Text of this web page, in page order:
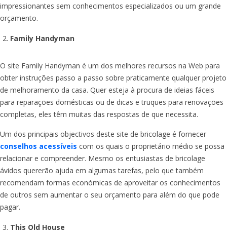
impressionantes sem conhecimentos especializados ou um grande
orçamento.
Family Handyman
O site Family Handyman é um dos melhores recursos na Web para
obter instruções passo a passo sobre praticamente qualquer projeto
de melhoramento da casa. Quer esteja à procura de ideias fáceis
para reparações domésticas ou de dicas e truques para renovações
completas, eles têm muitas das respostas de que necessita.
Um dos principais objectivos deste site de bricolage é fornecer
conselhos acessíveis com os quais o proprietário médio se possa
relacionar e compreender. Mesmo os entusiastas de bricolage
ávidos quererão ajuda em algumas tarefas, pelo que também
recomendam formas económicas de aproveitar os conhecimentos
de outros sem aumentar o seu orçamento para além do que pode
pagar.
This Old House